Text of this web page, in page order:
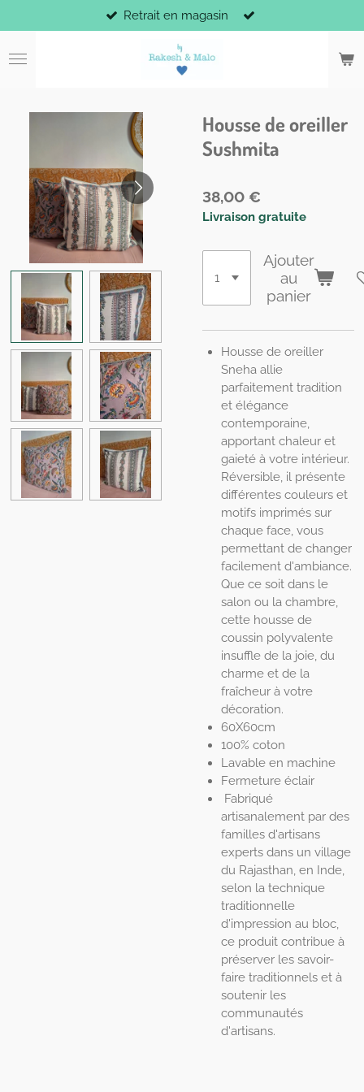
au
contenu
Retrait en magasin
Housse de oreiller
Sushmita
38,00 €
Livraison gratuite
Ajouter
au
panier
Housse de oreiller
Sneha allie
parfaitement tradition
et élégance
contemporaine,
apportant chaleur et
gaieté à votre intérieur.
Réversible, il présente
différentes couleurs et
motifs imprimés sur
chaque face, vous
permettant de changer
facilement d'ambiance.
Que ce soit dans le
salon ou la chambre,
cette housse de
coussin polyvalente
insuffle de la joie, du
charme et de la
fraîcheur à votre
décoration.
60X60cm
100% coton
Lavable en machine
Fermeture éclair
Fabriqué
artisanalement par des
familles d'artisans
experts dans un village
du Rajasthan, en Inde,
selon la technique
traditionnelle
d'impression au bloc,
ce produit contribue à
préserver les savoir-
faire traditionnels et à
soutenir les
communautés
d'artisans.